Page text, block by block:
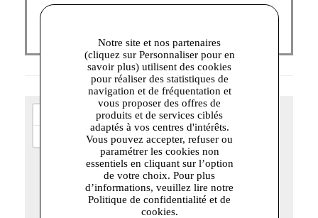
Notre site et nos partenaires
(cliquez sur Personnaliser pour en
savoir plus) utilisent des cookies
pour réaliser des statistiques de
navigation et de fréquentation et
vous proposer des offres de
produits et de services ciblés
adaptés à vos centres d'intérêts.
Vous pouvez accepter, refuser ou
paramétrer les cookies non
essentiels en cliquant sur l’option
de votre choix. Pour plus
d’informations, veuillez lire notre
Politique de confidentialité et de
cookies.